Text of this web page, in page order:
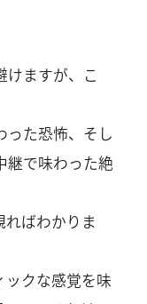
けますが、こ
った恐怖、そし
継で味わった絶
ばわかりま
ックな感覚を味